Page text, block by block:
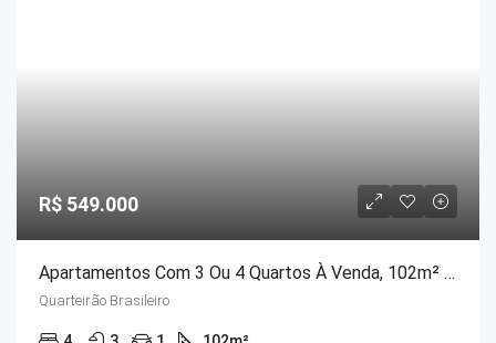
R$ 549.000
Apartamentos Com 3 Ou 4 Quartos À Venda, 102m² – Quarteirão Brasileiro, Petrópolis/RJ
Quarteirão Brasileiro